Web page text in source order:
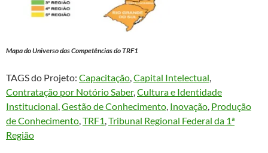
Mapa do Universo das Competências do TRF1
TAGS do Projeto: Capacitação Capital Intelectual
Contratação por Notório Saber, Cultura e Identidade
Institucional Gestão de Conhecimento Inovação Produção
de Conhecimento TRF1 Tribunal Regional Federal da 1ª
Região